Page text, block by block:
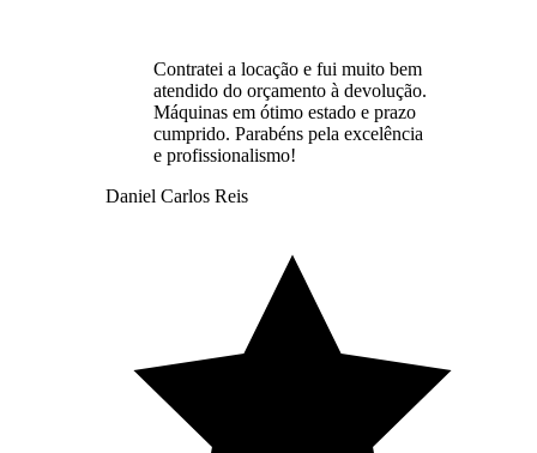
Contratei a locação e fui muito bem
atendido do orçamento à devolução.
Máquinas em ótimo estado e prazo
cumprido. Parabéns pela excelência
e profissionalismo!
Daniel Carlos Reis